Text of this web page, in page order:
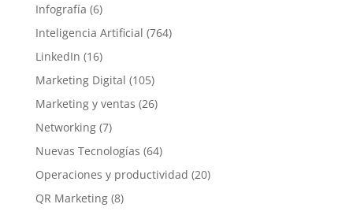
Infografía (6)
Inteligencia Artificial (764)
LinkedIn (16)
Marketing Digital (105)
Marketing y ventas (26)
Networking(7)
Nuevas Tecnologías (64)
Operaciones y productividad (20)
QR Marketing(8)